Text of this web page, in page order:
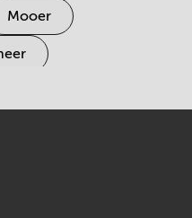
Mooer